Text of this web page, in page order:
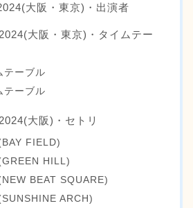
大阪・東京)・出演者
大阪・東京)・タイムテー
テーブル
テーブル
大阪)・セトリ
FIELD)
HILL)
BEAT SQUARE)
ARCH)